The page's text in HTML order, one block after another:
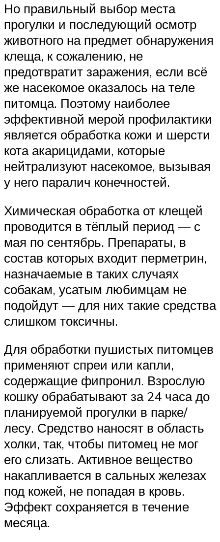
Но правильный выбор места
прогулки и последующий осмотр
животного на предмет обнаружения
клеща, к сожалению, не
предотвратит заражения, если всё
же насекомое оказалось на теле
питомца. Поэтому наиболее
эффективной мерой профилактики
является обработка кожи и шерсти
кота акарицидами, которые
нейтрализуют насекомое, вызывая
у него паралич конечностей.
Химическая обработка от клещей
проводится в тёплый период — с
мая по сентябрь. Препараты, в
состав которых входит перметрин,
назначаемые в таких случаях
собакам, усатым любимцам не
подойдут — для них такие средства
слишком токсичны.
Для обработки пушистых питомцев
применяют спреи или капли,
содержащие фипронил. Взрослую
кошку обрабатывают за 24 часа до
планируемой прогулки в парке/
лесу. Средство наносят в область
холки, так, чтобы питомец не мог
его слизать. Активное вещество
накапливается в сальных железах
под кожей, не попадая в кровь.
Эффект сохраняется в течение
месяца.